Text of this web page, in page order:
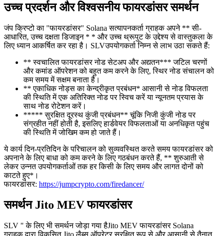
उच्च प्रदर्शन और विश्वसनीय फायरडांसर समर्थन
जंप क्रिप्टो का "फायरडांसर" Solana सत्यापनकर्ता ग्राहक अपने ** सी-
आधारित, उच्च दक्षता डिजाइन * * और उच्च थ्रूपुट के उद्देश्य से वास्तुकला के
लिए ध्यान आकर्षित कर रहा है। SLVउपयोगकर्ता निम्न से लाभ उठा सकते हैं:
** स्वचालित फायरडांसर नोड सेटअप और अद्यतन*** जटिल चरणों
और कमांड ऑपरेशन को बहुत कम करने के लिए, स्थिर नोड संचालन को
कम समय में सक्षम बनाता है।
** एकाधिक नोड्स का केन्द्रीकृत प्रबंधन* आसानी से नोड विफलता
की स्थिति में एक अतिरिक्त नोड पर स्विच करें या न्यूनतम प्रयास के
साथ नोड रोटेशन करें।
***** सुरक्षित दूरस्थ कुंजी प्रबंधन** चूंकि निजी कुंजी नोड पर
संग्रहीत नहीं होती है, इसलिए हार्डवेयर विफलताओं या अनधिकृत पहुंच
की स्थिति में जोखिम कम हो जाते हैं।
ये कार्य दिन-प्रतिदिन के परिचालन को सुव्यवस्थित करते समय फायरडांसर को
अपनाने के लिए बाधा को कम करने के लिए गठबंधन करते हैं, ** शुरुआती से
लेकर उन्नत उपयोगकर्ताओं तक हर किसी के लिए समय और लागत दोनों को
काटते हुए*।
फायरडांसर: https://jumpcrypto.com/firedancer/
समर्थन Jito MEV फायरडांसर
SLV " के लिए भी समर्थन जोड़ा गया हैJito MEV फायरडांसर Solana
ग्राहक द्वारा विकसित Jito लैब्स ऑपरेटर सुरक्षित रूप से और आसानी से तैनात